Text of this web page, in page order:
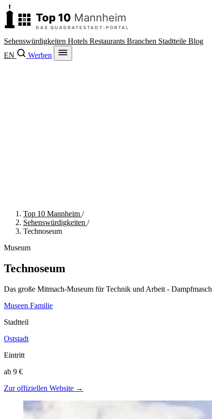
Sehenswürdigkeiten Hotels Restaurants Branchen Stadtteile Blog
EN
Werben
Top 10 Mannheim /
Sehenswürdigkeiten /
Technoseum
Museum
Technoseum
Das große Mitmach-Museum für Technik und Arbeit -
Museen Familie
Stadtteil
Oststadt
Eintritt
ab 9 €
Zur offiziellen Website →